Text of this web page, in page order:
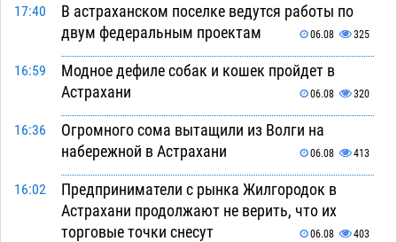
17:40
В астраханском поселке ведутся работы по
двум федеральным проектам
06.08 325
16:59
Модное дефиле собак и кошек пройдет в
Астрахани
06.08 320
16:36
Огромного сома вытащили из Волги на
набережной в Астрахани
06.08 413
16:02
Предприниматели с рынка Жилгородок в
Астрахани продолжают не верить, что их
торговые точки снесут
06.08 403